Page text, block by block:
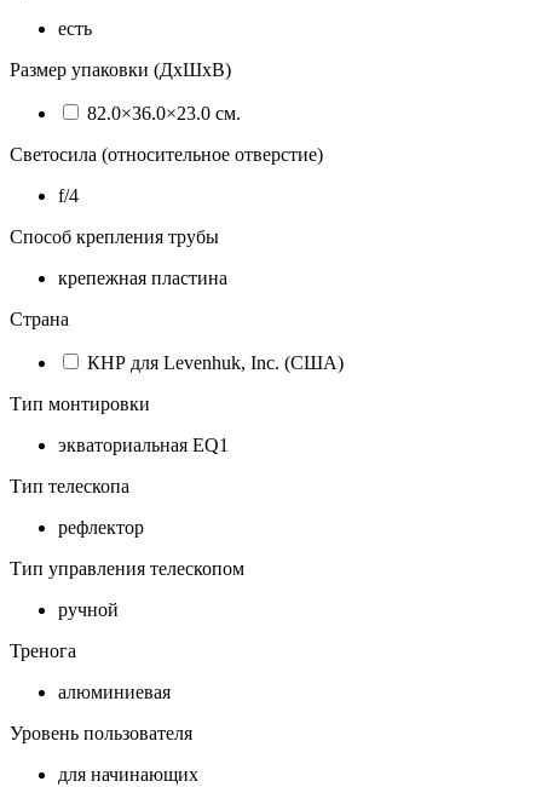
есть
Размер упаковки (ДхШхВ)
82.0×36.0×23.0 см.
Светосила (относительное отверстие)
f/4
Способ крепления трубы
крепежная пластина
Страна
КНР для Levenhuk, Inc. (США)
Тип монтировки
экваториальная EQ1
Тип телескопа
рефлектор
Тип управления телескопом
ручной
Тренога
алюминиевая
Уровень пользователя
для начинающих